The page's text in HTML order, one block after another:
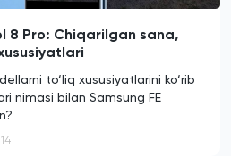
8 Pro: Chiqarilgan sana,
to‘liq xususiyatlarini ko‘rib
nimasi bilan Samsung FE